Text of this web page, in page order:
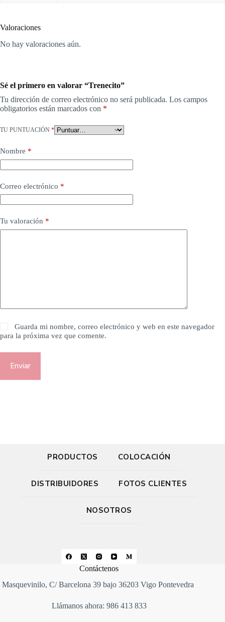
Valoraciones
No hay valoraciones aún.
Sé el primero en valorar “Trenecito”
Tu dirección de correo electrónico no será publicada. Los campos
obligatorios están marcados con *
TU PUNTUACIÓN *
Nombre *
Correo electrónico *
Tu valoración *
Guarda mi nombre, correo electrónico y web en este navegador
para la próxima vez que comente.
Enviar
PRODUCTOS COLOCACIÓN
DISTRIBUIDORES FOTOS CLIENTES
NOSOTROS
Contáctenos
Masquevinilo, C/ Barcelona 39 bajo 36203 Vigo Pontevedra
Llámanos ahora: 986 413 833